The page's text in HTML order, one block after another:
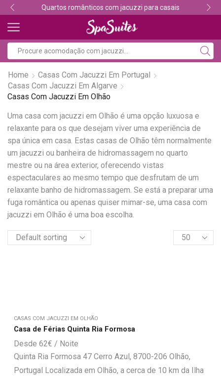
Quartos românticos com jacuzzi para casais
Home
Casas Com Jacuzzi Em Portugal
Casas Com Jacuzzi Em Algarve
Casas Com Jacuzzi Em Olhão
Uma casa com jacuzzi em Olhão é uma opção luxuosa e
relaxante para os que desejam viver uma experiência de
spa única em casa. Estas casas de Olhão têm normalmente
um jacuzzi ou banheira de hidromassagem no quarto
mestre ou na área exterior, oferecendo vistas
espectaculares ao mesmo tempo que desfrutam de um
relaxante banho de hidromassagem. Se está a preparar uma
fuga romântica ou apenas quiser mimar-se, uma casa com
jacuzzi em Olhão é uma boa escolha.
CASAS COM JACUZZI EM OLHÃO
Casa de Férias Quinta Ria Formosa
62€
Quinta Ria Formosa 47 Cerro Azul, 8700-206 Olhão,
Portugal Localizada em Olhão, a cerca de 10 km da Ilha